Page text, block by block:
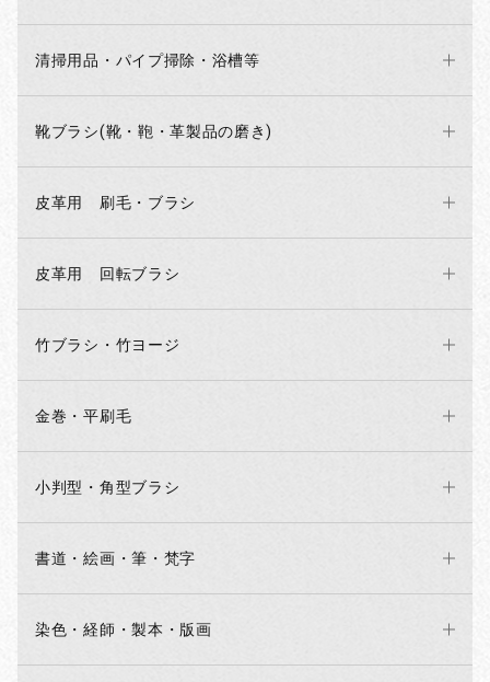
清掃用品・パイプ掃除・浴槽等
靴ブラシ(靴・鞄・革製品の磨き)
皮革用 刷毛・ブラシ
皮革用 回転ブラシ
竹ブラシ・竹ヨージ
金巻・平刷毛
小判型・角型ブラシ
書道・絵画・筆・梵字
染色・経師・製本・版画
お買い物を続ける